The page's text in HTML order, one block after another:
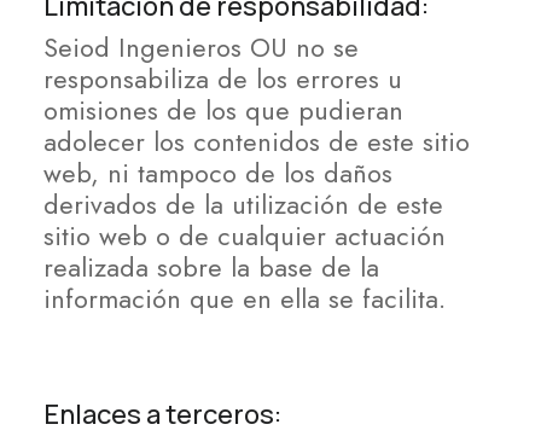
Seiod Ingenieros OU no se
responsabiliza de los errores u
omisiones de los que pudieran
adolecer los contenidos de este sitio
web, ni tampoco de los daños
derivados de la utilización de este
sitio web o de cualquier actuación
realizada sobre la base de la
información que en ella se facilita.
Enlaces a terceros: